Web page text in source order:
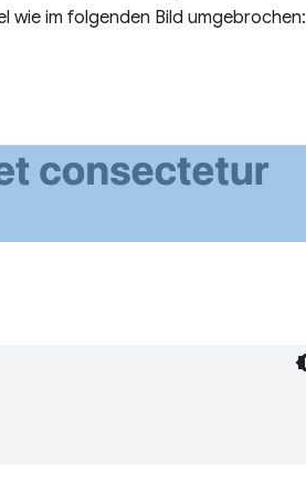
wie im folgenden Bild umgebrochen: